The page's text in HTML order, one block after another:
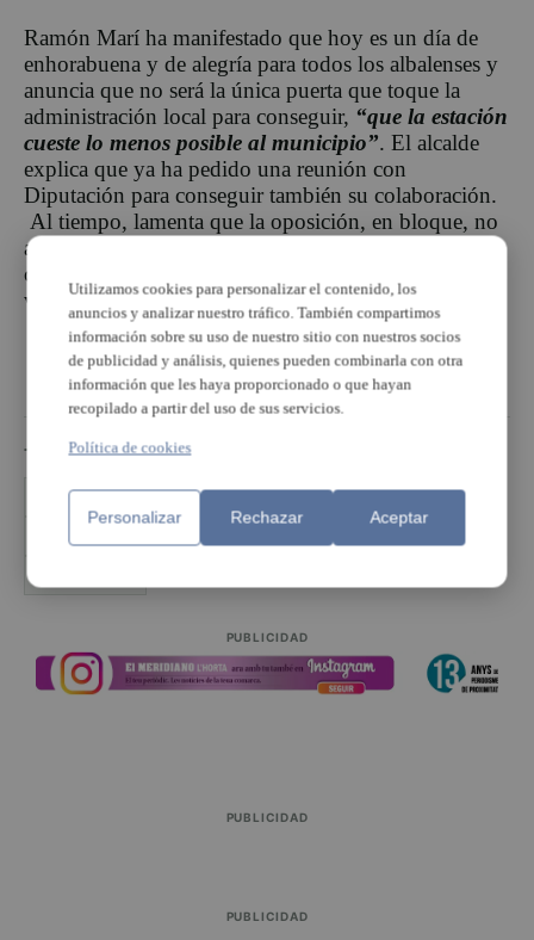
Ramón Marí ha manifestado que hoy es un día de
enhorabuena y de alegría para todos los albalenses y
anuncia que no será la única puerta que toque la
administración local para conseguir, “que la estación
cueste lo menos posible al municipio”. El alcalde
explica que ya ha pedido una reunión con
Diputación para conseguir también su colaboración.
Al tiempo, lamenta que la oposición, en bloque, no
apoyara en el pasado pleno la aprobación del
convenio con ADIF. El PP, Avant y Ciudadanos
vataron en contra y Somos Albal se abstuvo.
TEMAS
ajuntament de Albal cercanías estación de albal
PUBLICIDAD
PUBLICIDAD
PUBLICIDAD
Utilizamos cookies para personalizar el contenido, los
anuncios y analizar nuestro tráfico. También compartimos
información sobre su uso de nuestro sitio con nuestros socios
de publicidad y análisis, quienes pueden combinarla con otra
información que les haya proporcionado o que hayan
recopilado a partir del uso de sus servicios.
Política de cookies
Personalizar Rechazar Aceptar